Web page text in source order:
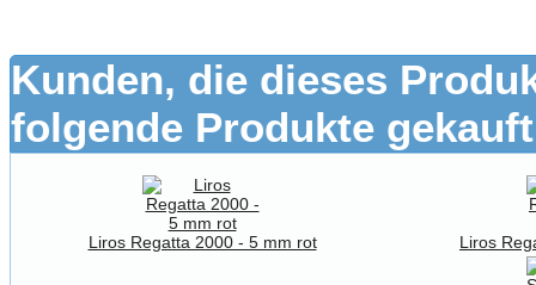
Kunden, die dieses
folgende Produkte
Liros Regatta 2000 - 5 mm rot Liros